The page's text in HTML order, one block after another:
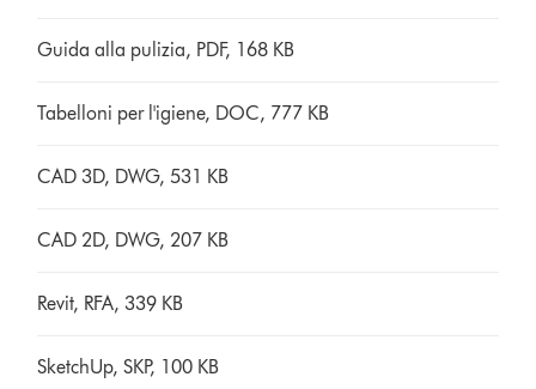
Guida alla pulizia, PDF, 168 KB
Tabelloni per l'igiene, DOC, 777 KB
CAD 3D, DWG, 531 KB
CAD 2D, DWG, 207 KB
Revit, RFA, 339 KB
SketchUp, SKP, 100 KB